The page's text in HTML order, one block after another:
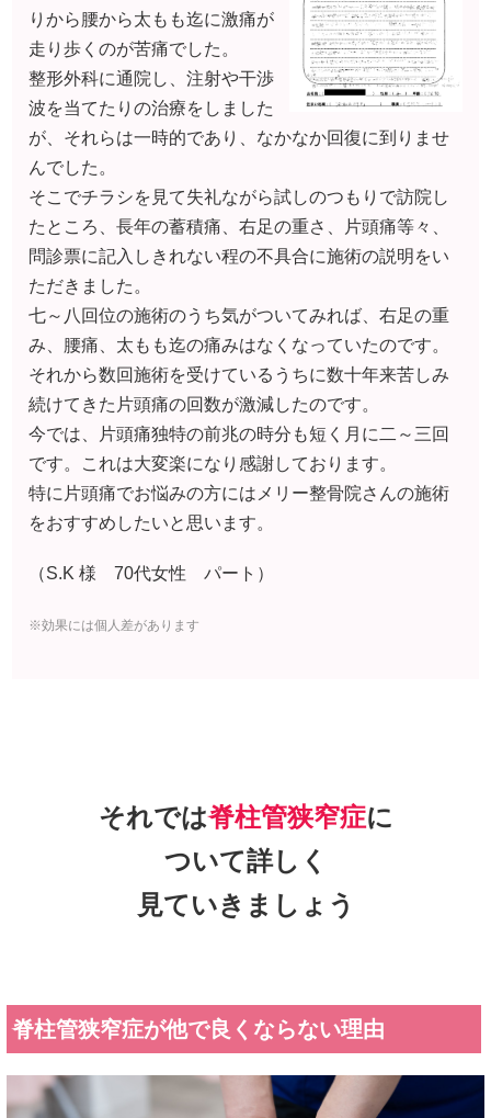
りから腰から太もも迄に激痛が
走り歩くのが苦痛でした。
整形外科に通院し、注射や干渉
波を当てたりの治療をしました
が、それらは一時的であり、なかなか回復に到りませ
んでした。
そこでチラシを見て失礼ながら試しのつもりで訪院し
たところ、長年の蓄積痛、右足の重さ、片頭痛等々、
問診票に記入しきれない程の不具合に施術の説明をい
ただきました。
七～八回位の施術のうち気がついてみれば、右足の重
み、腰痛、太もも迄の痛みはなくなっていたのです。
それから数回施術を受けているうちに数十年来苦しみ
続けてきた片頭痛の回数が激減したのです。
今では、片頭痛独特の前兆の時分も短く月に二～三回
です。これは大変楽になり感謝しております。
特に片頭痛でお悩みの方にはメリー整骨院さんの施術
をおすすめしたいと思います。
（S.K 様 70代女性 パート）
※効果には個人差があります
それでは脊柱管狭窄症に
ついて詳しく
見ていきましょう
脊柱管狭窄症が他で良くならない理由